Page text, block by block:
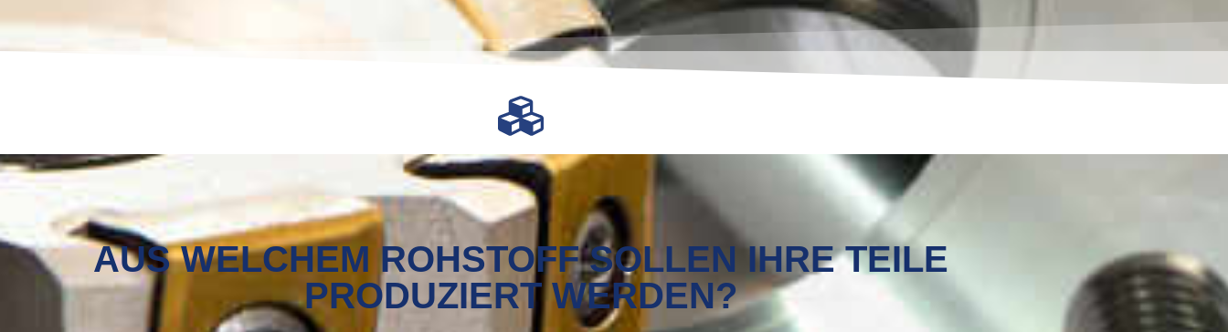
AUS WELCHEM ROHSTOFF SOLLEN IHRE TEILE
PRODUZIERT WERDEN?